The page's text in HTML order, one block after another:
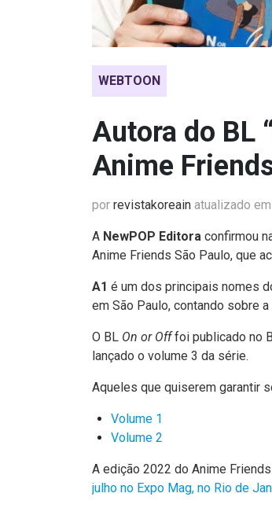
WEBTOON
Autora do BL
Anime
por revistakoreain atualizado em
A NewPOP Editora confirmou
Anime Friends São Paulo, que
A1 é um dos principais nomes
em São Paulo, contando sobre
O BL On or Offfoi publicado no
lançado o volume 3 da série.
Aqueles que quiserem garantir
Volume 1
Volume 2
A edição 2022 do Anime
julho no Expo Mag, no Rio de